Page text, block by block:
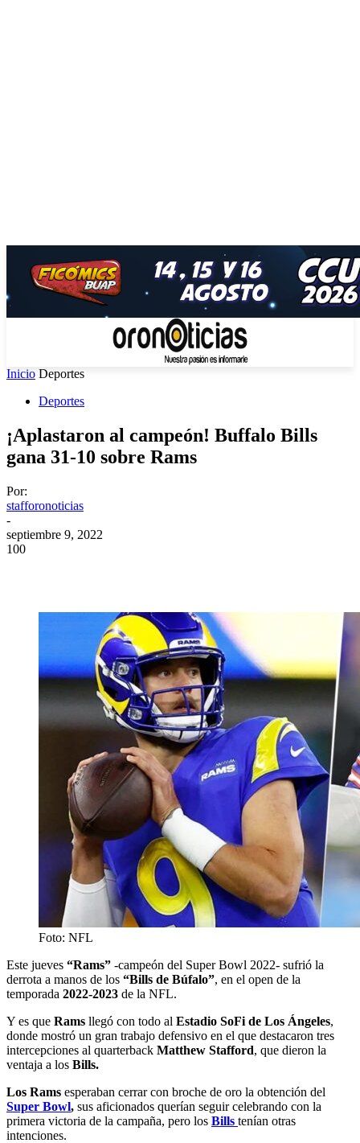
Inicio Deportes
Deportes
¡Aplastaron al campeón! Buffalo Bills
gana 31-10 sobre Rams
Por:
stafforonoticias
-
septiembre 9, 2022
100
Foto: NFL
Este jueves “Rams” -campeón del Super Bowl 2022- sufrió la
derrota a manos de los “Bills de Búfalo”, en el open de la
temporada 2022-2023 de la NFL.
Y es que Rams llegó con todo al Estadio SoFi de Los Ángeles,
donde mostró un gran trabajo defensivo en el que destacaron tres
intercepciones al quarterback Matthew Stafford, que dieron la
ventaja a los Bills.
Los Rams esperaban cerrar con broche de oro la obtención del
Super Bowl, sus aficionados querían seguir celebrando con la
primera victoria de la campaña, pero los Bills tenían otras
intenciones.